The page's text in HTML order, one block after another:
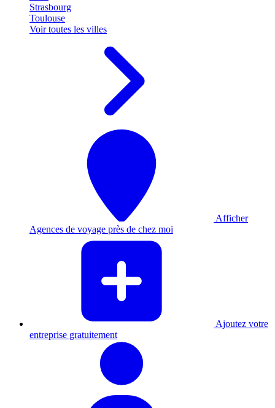
Strasbourg
Toulouse
Voir toutes les villes
Afficher
Agences de voyage près de chez moi
Ajoutez votre
entreprise gratuitement